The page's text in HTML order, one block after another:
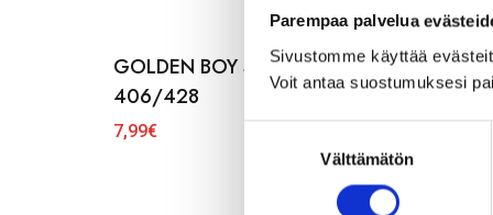
Parempaa palvelua
Sivustomme käyttää
Voit antaa suostumuksesi
Välttämätön
GOLDEN BOY SISÄRENGAS 20″ 44/57-
406/428
7,99€